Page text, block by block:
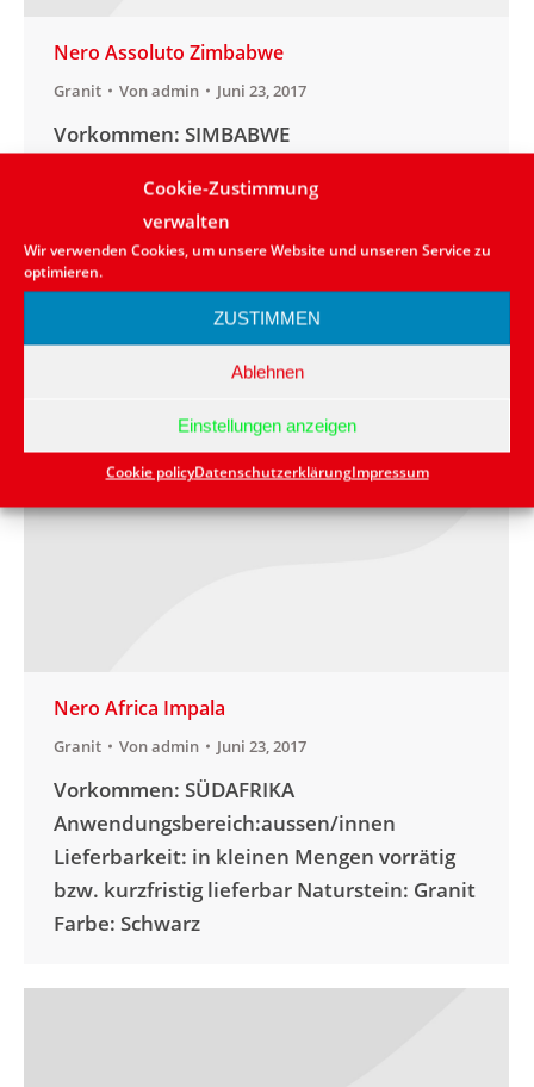
Cookie-Zustimmung
verwalten
Wir verwenden Cookies, um unsere Website und unseren Service zu
optimieren.
ZUSTIMMEN
Ablehnen
Einstellungen anzeigen
Cookie policyDatenschutzerklärungImpressum
Nero Assoluto Zimbabwe
Granit Vonadmin Juni 23, 2017
Vorkommen: SIMBABWE
Lieferbarkeit: in kleinen Mengen vorrätig
bzw. kurzfristig lieferbar Naturstein: Granit
Farbe: Schwarz
Nero Africa Impala
Granit Vonadmin Juni 23, 2017
Vorkommen: SÜDAFRIKA
Anwendungsbereich:aussen/innen
Lieferbarkeit: in kleinen Mengen vorrätig
bzw. kurzfristig lieferbar Naturstein: Granit
Farbe: Schwarz